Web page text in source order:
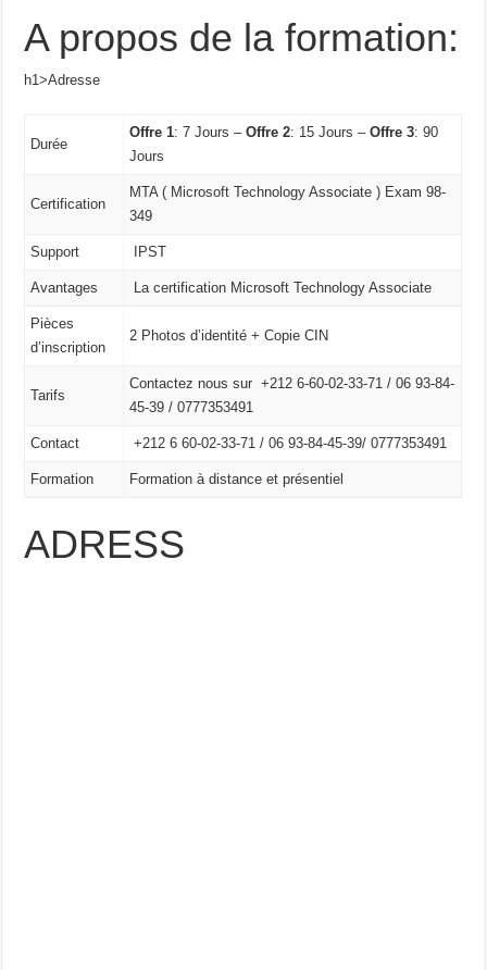
A propos de la formation:
h1>Adresse
Durée
Offre 1: 7 Jours –Offre 2: 15 Jours –Offre 3: 90
Jours
Certification
MTA ( Microsoft Technology Associate ) Exam 98-
349
Support IPST
Avantages La certification Microsoft Technology Associate
Pièces
d’inscription
2 Photos d’identité + Copie CIN
Tarifs
Contactez nous sur +212 6-60-02-33-71 / 06 93-84-
45-39 / 0777353491
Contact +212 6 60-02-33-71 / 06 93-84-45-39/ 0777353491
Formation Formation à distance et présentiel
ADRESS